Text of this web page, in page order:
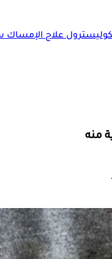
علاج الإمساك